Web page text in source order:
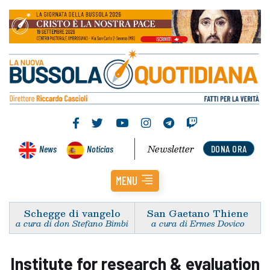
News Noticias DONA ORA
Newsletter
MENU
Schegge di vangelo
a cura di don Stefano Bimbi
San Gaetano Thiene
a cura di Ermes Dovico
Institute for research & evaluation